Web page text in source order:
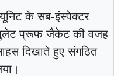
के सब-इंस्पेक्टर
बुलेट प्रूफ जैकेट की वजह
दिखाते हुए संगठित